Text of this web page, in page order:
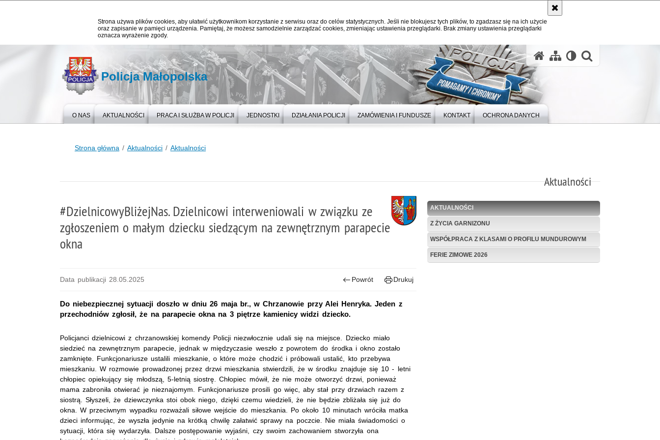
Strona używa plików cookies, aby ułatwić użytkownikom korzystanie z serwisu oraz do celów statystycznych. Jeśli nie blokujesz tych plików, to zgadzasz się na ich użycie
oraz zapisanie w pamięci urządzenia. Pamiętaj, że możesz samodzielnie zarządzać cookies, zmieniając ustawienia przeglądarki. Brak zmiany ustawienia przeglądarki
oznacza wyrażenie zgody.
Policja Małopolska
O NAS AKTUALNOŚCI PRACA I SŁUŻBA W POLICJI JEDNOSTKI DZIAŁANIA POLICJI ZAMÓWIENIA I FUNDUSZE KONTAKT OCHRONA DANYCH
Strona główna Aktualności Aktualności
Aktualności
#DzielnicowyBliżejNas. Dzielnicowi interweniowali w związku ze
zgłoszeniem o małym dziecku siedzącym na zewnętrznym parapecie
okna
Data publikacji 28.05.2025 Powrót Drukuj
Do niebezpiecznej sytuacji doszło w dniu 26 maja br., w Chrzanowie przy Alei Henryka. Jeden z
przechodniów zgłosił, że na parapecie okna na 3 piętrze kamienicy widzi dziecko.
Policjanci dzielnicowi z chrzanowskiej komendy Policji niezwłocznie udali się na miejsce. Dziecko miało
siedzieć na zewnętrznym parapecie, jednak w międzyczasie weszło z powrotem do środka i okno zostało
zamknięte. Funkcjonariusze ustalili mieszkanie, o które może chodzić i próbowali ustalić, kto przebywa
mieszkaniu. W rozmowie prowadzonej przez drzwi mieszkania stwierdzili, że w środku znajduje się 10 - letni
chłopiec opiekujący się młodszą, 5-letnią siostrę. Chłopiec mówił, że nie może otworzyć drzwi, ponieważ
mama zabroniła otwierać je nieznajomym. Funkcjonariusze prosili go więc, aby stał przy drzwiach razem z
siostrą. Słyszeli, że dziewczynka stoi obok niego, dzięki czemu wiedzieli, że nie będzie zbliżała się już do
okna. W przeciwnym wypadku rozważali siłowe wejście do mieszkania. Po około 10 minutach wróciła matka
dzieci informując, że wyszła jedynie na krótką chwilę załatwić sprawy na poczcie. Nie miała świadomości o
sytuacji, która się wydarzyła. Dalsze postępowanie wyjaśni, czy swoim zachowaniem stworzyła ona
AKTUALNOŚCI
Z ŻYCIA GARNIZONU
WSPÓŁPRACA Z KLASAMI O PROFILU MUNDUROWYM
FERIE ZIMOWE 2026